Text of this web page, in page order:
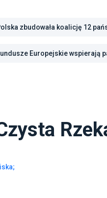
niebieską infrastrukturę
Europejskie wspierają